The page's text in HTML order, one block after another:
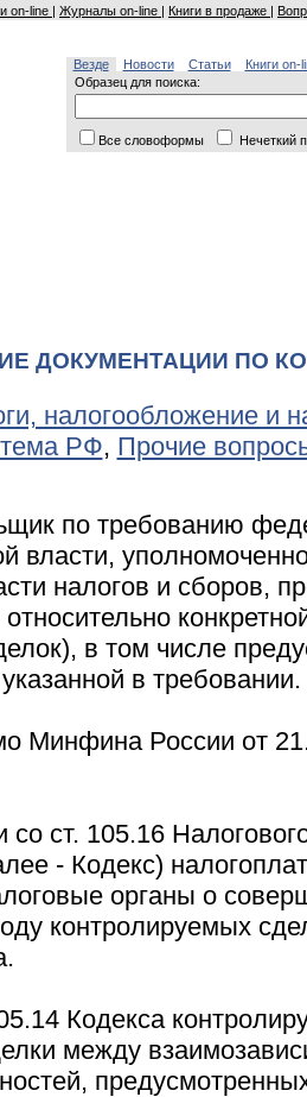
on-line | Журналы on-line | Книги в продаже |
Везде Новости Статьи
Книги on-
Образец для поиска:
Все словоформы Нечеткий
ДОКУМЕНТАЦИИ ПО
налогообложение и
РФ, Прочие
по требованию
власти,
налогов и сборов,
в том числе
в требовании.
Минфина России от
со ст. 105.16
- Кодекс)
органы о
контролируемых
Кодекса
между